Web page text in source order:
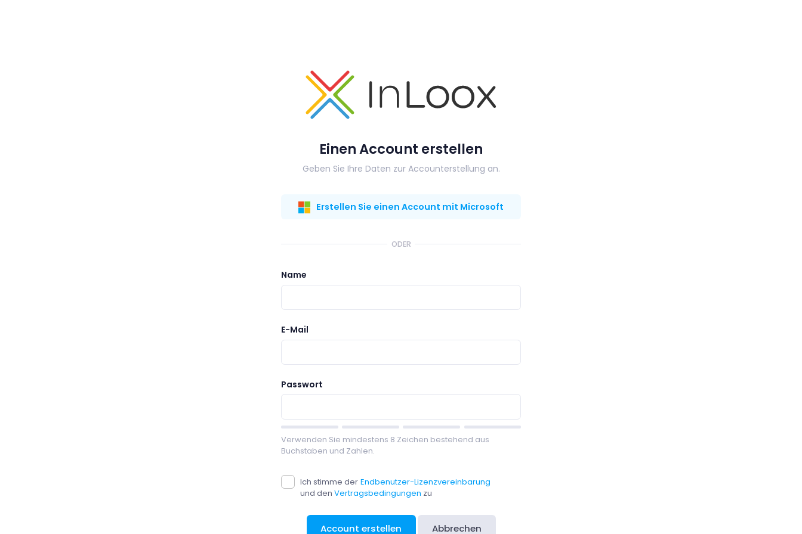
Einen Account erstellen
Geben Sie Ihre Daten zur Accounterstellung an.
Erstellen Sie einen Account mit Microsoft
ODER
Name
E-Mail
Passwort
Verwenden Sie mindestens 8 Zeichen bestehend aus
Buchstaben und Zahlen.
Ich stimme der Endbenutzer-Lizenzvereinbarung
und den Vertragsbedingungen zu
Account erstellen Abbrechen